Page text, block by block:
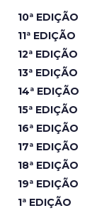
10ª EDIÇÃO
11ª EDIÇÃO
12ª EDIÇÃO
13ª EDIÇÃO
14ª EDIÇÃO
15ª EDIÇÃO
16ª EDIÇÃO
17ª EDIÇÃO
18ª EDIÇÃO
19ª EDIÇÃO
1ª EDIÇÃO